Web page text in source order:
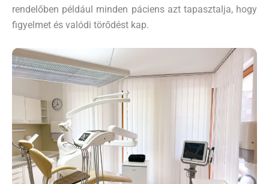
rendelőben például minden páciens azt tapasztalja, hogy
figyelmet és valódi törődést kap.